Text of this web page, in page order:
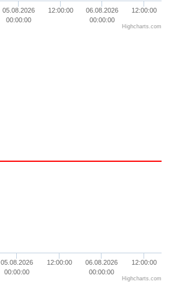
05.08.2026
00:00:00
12:00:00
06.08.2026
00:00:00
12:00:00
Highcharts.com
05.08.2026
00:00:00
12:00:00
06.08.2026
00:00:00
12:00:00
Highcharts.com